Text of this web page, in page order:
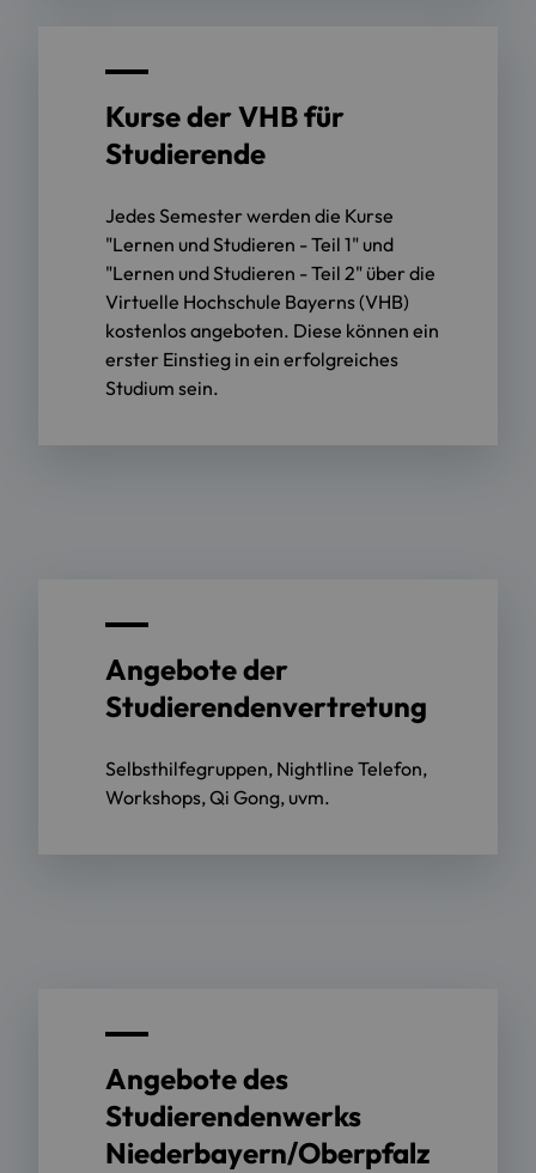
Kurse der VHB für
Studierende
Jedes Semester werden die Kurse
"Lernen und Studieren - Teil 1" und
"Lernen und Studieren - Teil 2" über die
Virtuelle Hochschule Bayerns (VHB)
kostenlos angeboten. Diese können ein
erster Einstieg in ein erfolgreiches
Studium sein.
Angebote der
Studierendenvertretung
Selbsthilfegruppen, Nightline Telefon,
Workshops, Qi Gong, uvm.
Angebote des
Studierendenwerks
Niederbayern/Oberpfalz